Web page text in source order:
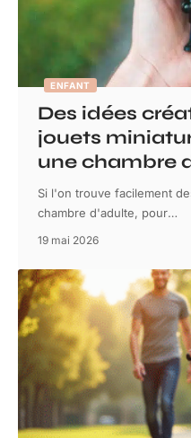
ENFANT
Des idées
jouets
une chambre
Si l'on trouve facilement
chambre d'adulte, pour…
19 mai 2026